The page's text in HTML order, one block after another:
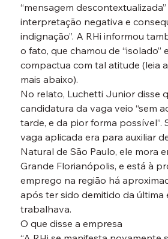
“mensagem descontextualizada”
interpretação negativa e
indignação”. A RHi informou
o fato, que chamou de “isolado”
compactua com tal atitude (leia
mais abaixo).
No relato, Luchetti Junior disse
candidatura da vaga veio “sem
tarde, e da pior forma possível”.
vaga aplicada era para auxiliar
Natural de São Paulo, ele mora
Grande Florianópolis, e está à
emprego na região há
após ter sido demitido da última
trabalhava.
O que disse a empresa